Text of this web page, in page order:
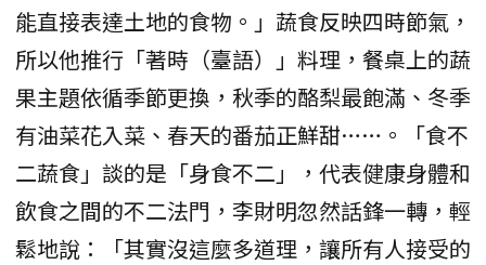
能直接表達土地的食物。」蔬食反映四時節氣，
所以他推行「著時（臺語）」料理，餐桌上的蔬
果主題依循季節更換，秋季的酪梨最飽滿、冬季
有油菜花入菜、春天的番茄正鮮甜……。「食不
二蔬食」談的是「身食不二」，代表健康身體和
飲食之間的不二法門，李財明忽然話鋒一轉，輕
鬆地說：「其實沒這麼多道理，讓所有人接受的